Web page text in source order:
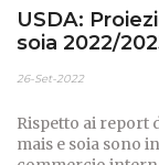
USDA:
soia 2022/
26-Set-2022
Rispetto ai report
mais e soia sono